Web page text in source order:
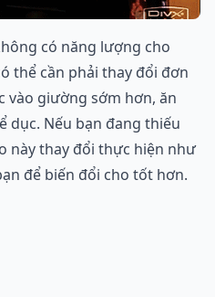
có năng lượng cho
thể cần phải thay đổi đơn
vào giường sớm hơn, ăn
dục. Nếu bạn đang thiếu
này thay đổi thực hiện như
để biến đổi cho tốt hơn.